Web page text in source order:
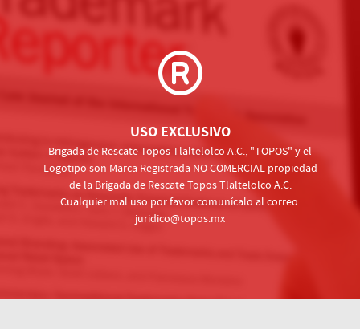
USO EXCLUSIVO
Brigada de Rescate Topos Tlaltelolco A.C., "TOPOS" y el
Logotipo son Marca Registrada NO COMERCIAL propiedad
de la Brigada de Rescate Topos Tlaltelolco A.C.
Cualquier mal uso por favor comunícalo al correo:
juridico@topos.mx